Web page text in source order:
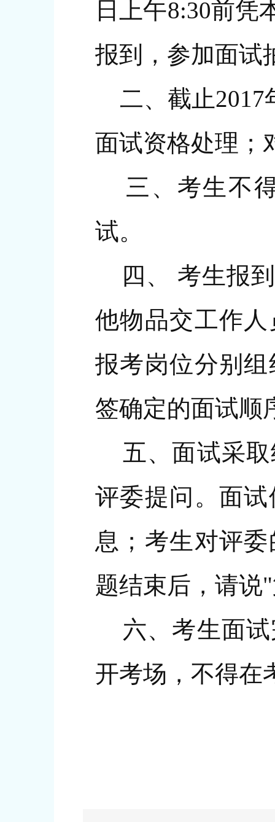
日上午8:30前凭
报到，参加面试
二、截止2017
面试资格处理；
三、考生不得
试。
四、 考生报到
他物品交工作
报考岗位分别
签确定的面试顺
五、面试采取
评委提问。面
息；考生对评
题结束后，请说
六、考生面试
开考场，不得在